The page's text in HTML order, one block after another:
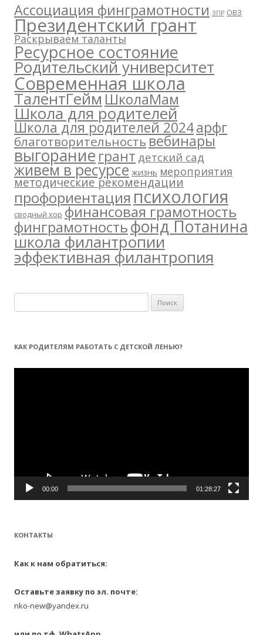
Ассоциация финграмотности ЗПР ОВЗ
Президентский грант
Раскрываем таланты
Ресурсное состояние
Родительский университет
Современная школа
ТалентГеймШколаМам
Школа для родителей
Школа для родителей 2024арфг
благотворительностьвебинары
выгораниегрант детский сад
живем в ресурсе жизнь мероприятия
методические рекомендации
профориентация психология
сводный хор финансовая грамотность
финграмотностьфонд Потанина
школа филантропии
эффективная филантропия
а
т
:
КАК РОДИТЕЛЯМ РАБОТАТЬ С ДЕТСКОЙ ЛЕНЬЮ?
Видеоплеер
00:00 01:28:27
КОНТАКТЫ
Как к нам обратиться:
Оставьте заявку по эл. почте:
nko-new@yandex.ru